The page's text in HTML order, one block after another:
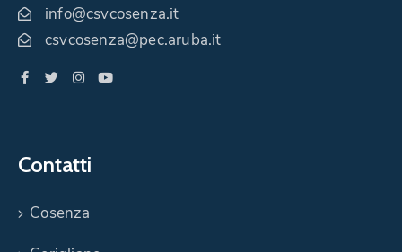
info@csvcosenza.it
csvcosenza@pec.aruba.it
Contatti
Cosenza